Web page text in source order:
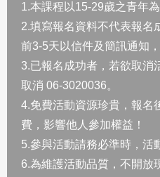
1.本課程以15-29歲之青年
2.填寫報名資料不代表報名
前3-5天以信件及簡訊通知
3.已報名成功者，若欲取消
取消 06-3020036。
4.免費活動資源珍貴，報名
費，影響他人參加權益！
5.參與活動請務必準時，活
6.為維護活動品質，不開放